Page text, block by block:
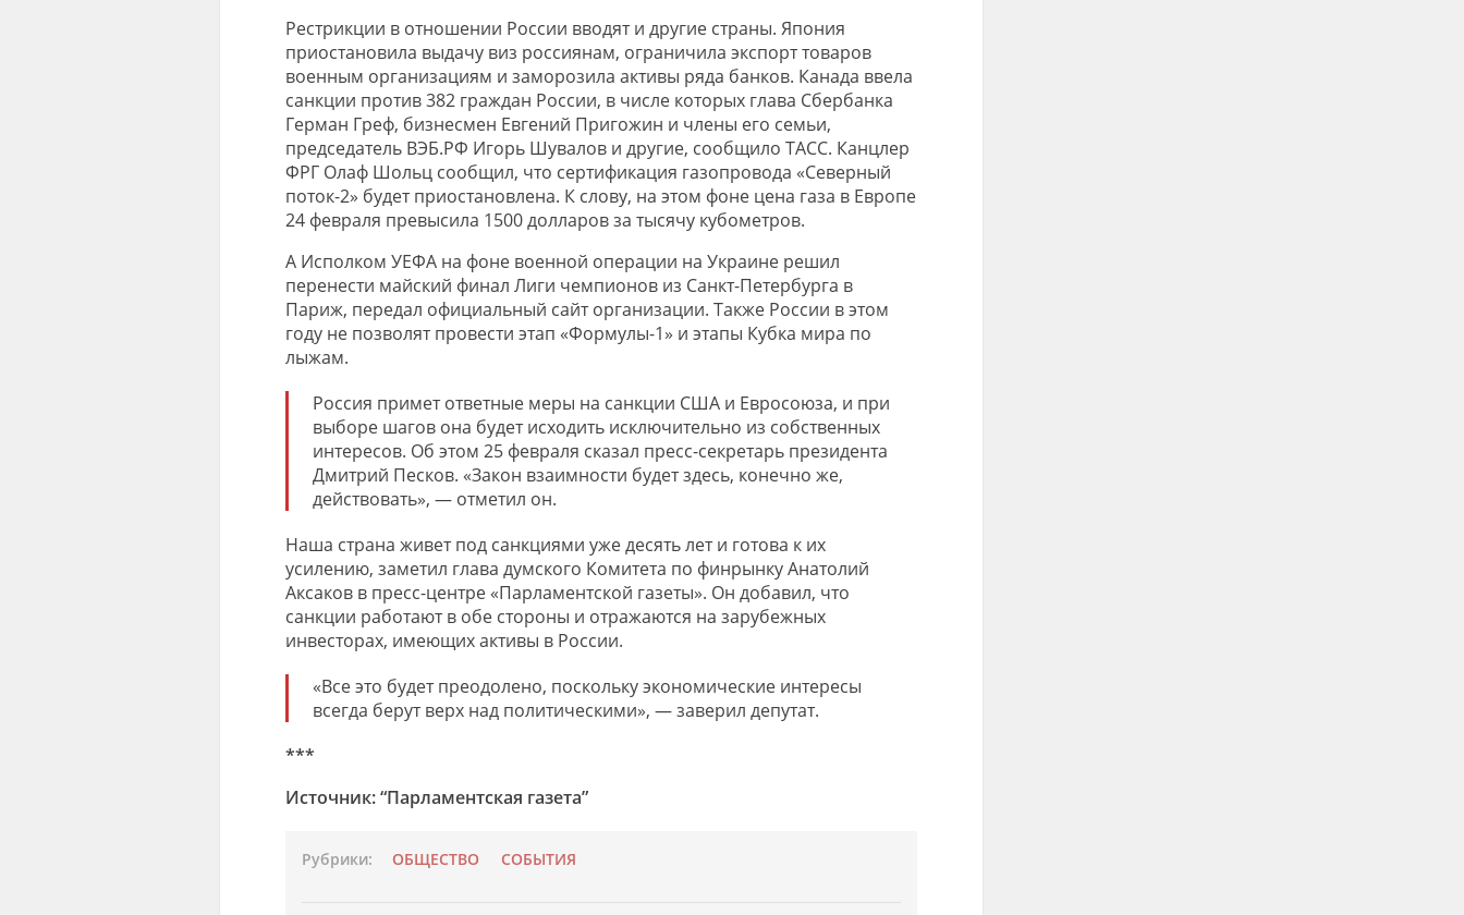
Рестрикции в отношении России вводят и другие страны. Япония
приостановила выдачу виз россиянам, ограничила экспорт товаров
военным организациям и заморозила активы ряда банков. Канада ввела
санкции против 382 граждан России, в числе которых глава Сбербанка
Герман Греф, бизнесмен Евгений Пригожин и члены его семьи,
председатель ВЭБ.РФ Игорь Шувалов и другие, сообщило ТАСС. Канцлер
ФРГ Олаф Шольц сообщил, что сертификация газопровода «Северный
поток-2» будет приостановлена. К слову, на этом фоне цена газа в Европе
24 февраля превысила 1500 долларов за тысячу кубометров.
А Исполком УЕФА на фоне военной операции на Украине решил
перенести майский финал Лиги чемпионов из Санкт-Петербурга в
Париж, передал официальный сайт организации. Также России в этом
году не позволят провести этап «Формулы-1» и этапы Кубка мира по
лыжам.
Россия примет ответные меры на санкции США и Евросоюза, и при
выборе шагов она будет исходить исключительно из собственных
интересов. Об этом 25 февраля сказал пресс-секретарь президента
Дмитрий Песков. «Закон взаимности будет здесь, конечно же,
действовать», — отметил он.
Наша страна живет под санкциями уже десять лет и готова к их
усилению, заметил глава думского Комитета по финрынку Анатолий
Аксаков в пресс-центре «Парламентской газеты». Он добавил, что
санкции работают в обе стороны и отражаются на зарубежных
инвесторах, имеющих активы в России.
«Все это будет преодолено, поскольку экономические интересы
всегда берут верх над политическими», — заверил депутат.
***
Источник: “Парламентская газета”
Рубрики: ОБЩЕСТВО СОБЫТИЯ